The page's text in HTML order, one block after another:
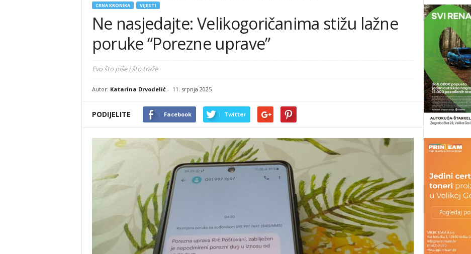
CRNA KRONIKA VIJESTI
Ne nasjedajte: Velikogoričanima stižu lažne
poruke “Porezne uprave”
Evo što piše i što traže
Autor: Katarina Drvodelić- 11. srpnja 2025
PODIJELITE Facebook Twitter